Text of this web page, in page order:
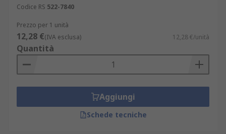
Codice RS 522-7840
Prezzo per 1 unità
12,28 €(IVA esclusa) 12,28 €/unità
Quantità
Aggiungi
Schede tecniche